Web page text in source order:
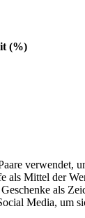
(%)
verwendet,
als Mittel der
als
Media, um